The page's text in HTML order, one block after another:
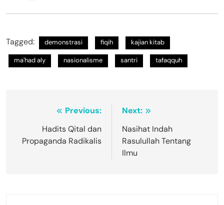
Tagged: demonstrasi fiqih kajian kitab
ma'had aly nasionalisme santri tafaqquh
NavigasiPrevious:
Hadits Qital dan
Propaganda Radikalis
Next:
Nasihat Indah
Rasulullah Tentang
Ilmu